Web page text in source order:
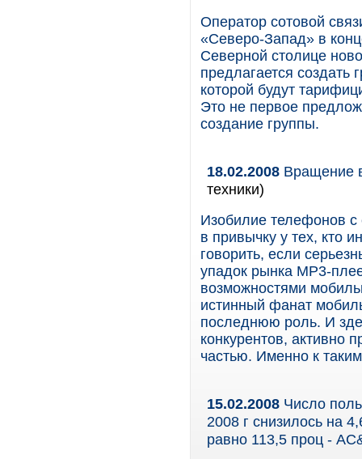
Оператор сотовой
«Северо-Запад» в
Северной столице
предлагается создать
которой будут
Это не первое
создание группы.
18.02.2008 Вращение
техники)
Изобилие телефонов
в привычку у тех, кто
говорить, если
упадок рынка МР3-
возможностями
истинный фанат
последнюю роль. И
конкурентов, активно
частью. Именно к
15.02.2008 Число
2008 г снизилось на
равно 113,5 проц -